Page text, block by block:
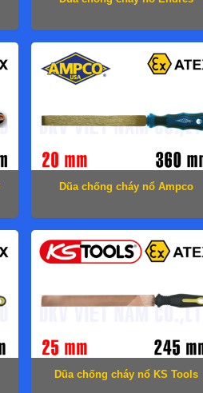
Dũa chống cháy nổ Ampco
Dũa chống cháy nổ KS Tools